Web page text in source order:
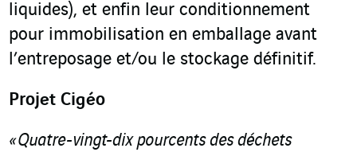
liquides), et enfin leur conditionnement
pour immobilisation en emballage avant
l’entreposage et/ou le stockage définitif.
Projet Cigéo
« Quatre-vingt-dix pourcents des déchets